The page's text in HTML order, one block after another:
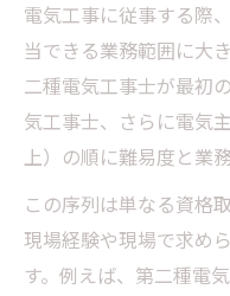
電気工事に従事する際
当できる業務範囲に大
二種電気工事士が最初
気工事士、さらに電気
上）の順に難易度と業
この序列は単なる資格
現場経験や現場で求め
す。例えば、第二種電